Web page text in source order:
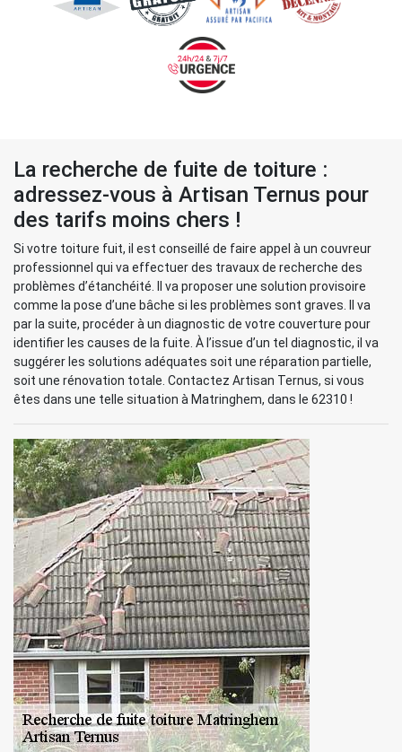
La recherche de fuite de toiture :
adressez-vous à Artisan Ternus pour
des tarifs moins chers !
Si votre toiture fuit, il est conseillé de faire appel à un couvreur
professionnel qui va effectuer des travaux de recherche des
problèmes d’étanchéité. Il va proposer une solution provisoire
comme la pose d’une bâche si les problèmes sont graves. Il va
par la suite, procéder à un diagnostic de votre couverture pour
identifier les causes de la fuite. À l’issue d’un tel diagnostic, il va
suggérer les solutions adéquates soit une réparation partielle,
soit une rénovation totale. Contactez Artisan Ternus, si vous
êtes dans une telle situation à Matringhem, dans le 62310 !